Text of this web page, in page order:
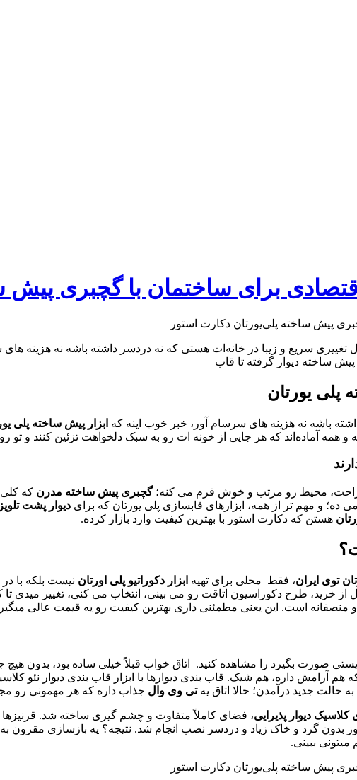
برای ساختمان با گچبری پیش
تغییری سریع و زیبا در خانه‌ات هستی که نه دردسر داشته باشه نه هزینه‌
ساخته دیوار گرفته تا قاب
پلی یورتان
باشه نه هزینه‌ های سرسام ‌آور، خبر خوب اینه که ابزار پیش ساخته پلی
و همه آماده‌اند که هر جایی از خونه‌ ات رو به سبک دلخواهت تزئین کنند و تو
محیط رو مرتب و خوش ‌فرم می ‌کنه؛گچبری پیش ساخته مدرن که
و مهم ‌تر از همه، ابزارهای قابسازی پلی یورتان که برای دیوار پشت
هستن که دکارت استور با بهترین کیفیت وارد بازار کرده.
توی ایران، فقط محلی برای تهیه ابزار دکوراتیو پلی اورتان نیست بلکه با
خرید، طرح دکوراسیون اتاقت رو می ‌بینی، انتخاب می ‌کنی، تغییر میدی تا
منصفانه است. این یعنی مطمئنی داری بهترین کیفیت رو یه قیمت عالی
بایستی صورت بگیرد را مشاهده کنید. اتاق خواب قبلاً خیلی ساده بود، بدون
هم آرامش داره، هم شیک. قاب بندی دیوارها با ابزار قاب بندی دیوار نئو
به حالت جدید درآمدن؛ حالا اتاق یهتی وی وال جذاب داره که هر مهمونی رو
کلاسیک دیوار پذیرایی، فضای کاملاً متفاوت و چشم‌ گیری ساخته شد. قرنیزها
بدون گرد و خاک زیاد و دردسر نصب انجام شد. نتیجه؟ یه بازسازی مقرون
میتونی ببینی.